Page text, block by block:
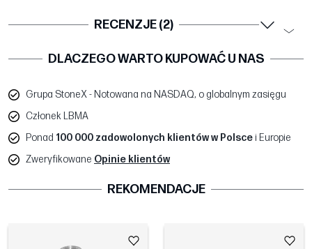
RECENZJE (2)
DLACZEGO WARTO KUPOWAĆ U NAS
Grupa StoneX - Notowana na NASDAQ, o globalnym zasięgu
Członek LBMA
Ponad 100 000 zadowolonych klientów w Polscei Europie
Zweryfikowane Opinie klientów
REKOMENDACJE